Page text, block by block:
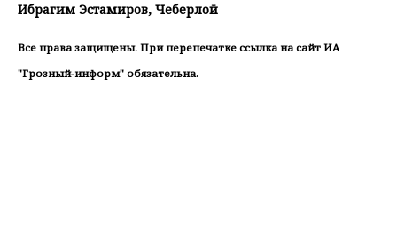
Ибрагим Эстамиров, Чеберлой
Все права защищены. При перепечатке ссылка на сайт ИА
"Грозный-информ" обязательна.